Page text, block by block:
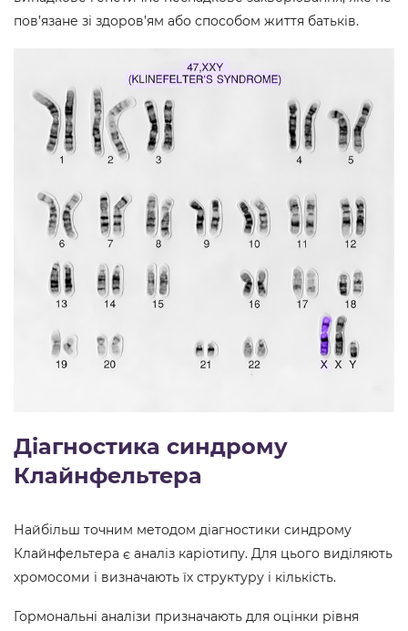
пов’язане зі здоров’ям або способом життя батьків.
Діагностика синдрому
Клайнфельтера
Найбільш точним методом діагностики синдрому
Клайнфельтера є аналіз каріотипу. Для цього виділяють
хромосоми і визначають їх структуру і кількість.
Гормональні аналізи призначають для оцінки рівня